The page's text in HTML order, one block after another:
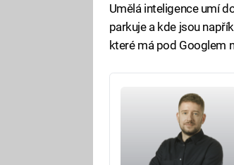
Umělá inteligence umí
parkuje a kde jsou
které má pod Googlem